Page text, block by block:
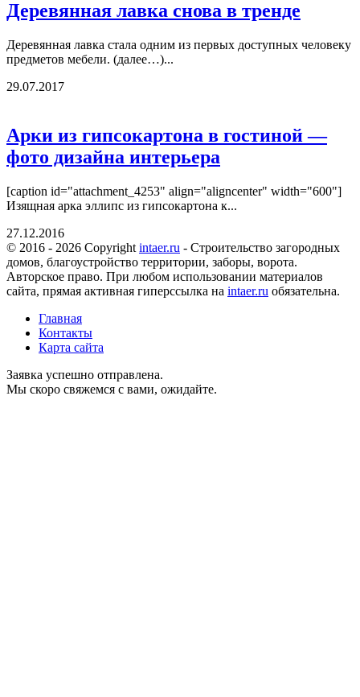
Деревянная лавка снова в тренде
Деревянная лавка стала одним из первых доступных человеку
предметов мебели. (далее…)...
29.07.2017
Арки из гипсокартона в гостиной —
фото дизайна интерьера
[caption id="attachment_4253" align="aligncenter" width="600"]
Изящная арка эллипс из гипсокартона к...
27.12.2016
© 2016 - 2026 Copyright intaer.ru - Cтроительство загородных
домов, благоустройство территории, заборы, ворота.
Авторское право. При любом использовании материалов
сайта, прямая активная гиперссылка на intaer.ru обязательна.
Главная
Контакты
Карта сайта
Заявка успешно отправлена.
Мы скоро свяжемся с вами, ожидайте.